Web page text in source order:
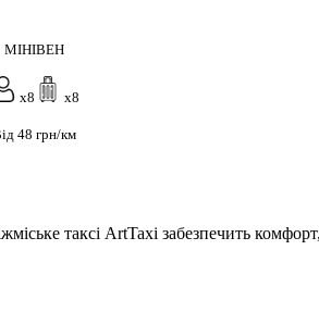
МІНІВЕН
x8 x8
48 грн/км
таксі ArtTaxi забезпечить